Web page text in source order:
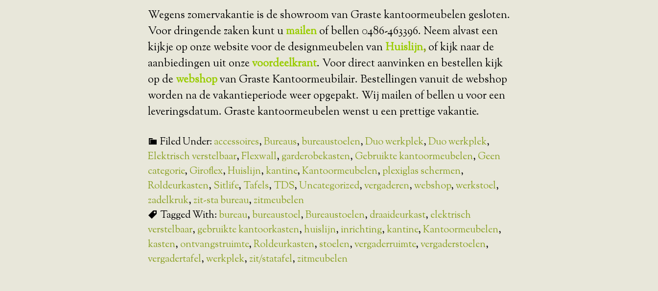
Wegens zomervakantie is de showroom van Graste kantoormeubelen gesloten.
Voor dringende zaken kunt umailenof bellen 0486-463396. Neem alvast een
kijkje op onze website voor de designmeubelen vanHuislijn,of kijk naar de
aanbiedingen uit onzevoordeelkrant. Voor direct aanvinken en bestellen kijk
op dewebshopvan Graste Kantoormeubilair. Bestellingen vanuit de webshop
worden na de vakantieperiode weer opgepakt. Wij mailen of bellen u voor een
leveringsdatum. Graste kantoormeubelen wenst u een prettige vakantie.
Filed Under: accessoires,Bureaus,bureaustoelen,Duo werkplek,Duo werkplek,
Elektrisch verstelbaar,Flexwall, garderobekasten, Gebruikte kantoormeubelen, Geen
categorie, Giroflex,Huislijn,kantine,Kantoormeubelen, plexiglas schermen,
Roldeurkasten, Sitlife, Tafels, TDS,Uncategorized,vergaderen,webshop,werkstoel,
zadelkruk, zit-sta bureau, zitmeubelen
Tagged With:bureau,bureaustoel,Bureaustoelen, draaideurkast, elektrisch
verstelbaar, gebruikte kantoorkasten,huislijn, inrichting,kantine,Kantoormeubelen,
kasten, ontvangstruimte,Roldeurkasten, stoelen,vergaderruimte,vergaderstoelen,
vergadertafel,werkplek, zit/statafel, zitmeubelen